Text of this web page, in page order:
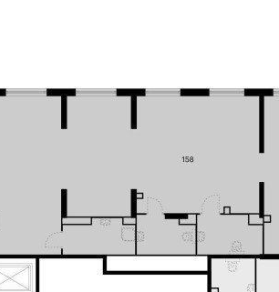
Д.К9
помещение свободного назначения в
Кузьминский лес от ПИК. Открытая
остекление, удобный вход на уровне
на площадке: №6) расположено по
обл. , г. Котельники, мкр. Белая дача,
Центральной...